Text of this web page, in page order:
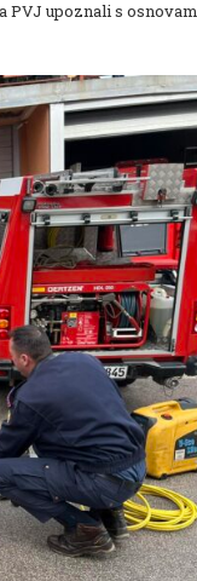
PVJ upoznali s